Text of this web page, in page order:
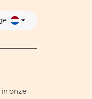
in onze